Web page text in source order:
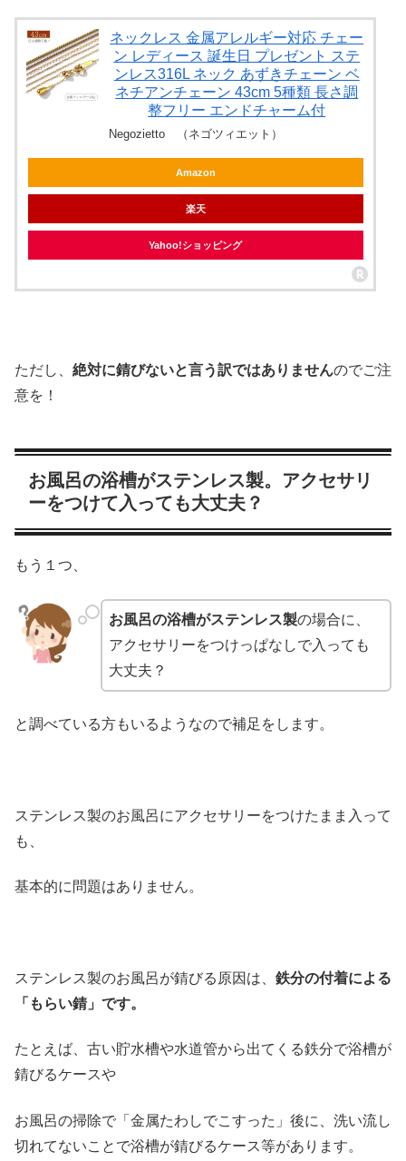
ネックレス 金属アレルギー対応 チェー
ン レディース 誕生日 プレゼント ステ
ンレス316L ネック あずきチェーン ベ
ネチアンチェーン 43cm 5種類 長さ調
整フリー エンドチャーム付
Negozietto （ネゴツィエット）
Amazon
楽天
Yahoo!ショッピング
ただし、 絶対に錆びないと言う訳ではありませんのでご注
意を！
お風呂の浴槽がステンレス製。アクセサリ
ーをつけて入っても大丈夫？
もう１つ、
お風呂の浴槽がステンレス製の場合に、
アクセサリーをつけっぱなしで入っても
大丈夫？
と調べている方もいるようなので補足をします。
ステンレス製のお風呂にアクセサリーをつけたまま入って
も、
基本的に問題はありません。
ステンレス製のお風呂が錆びる原因は、 鉄分の付着による
「もらい錆」です。
たとえば、古い貯水槽や水道管から出てくる鉄分で浴槽が
錆びるケースや
お風呂の掃除で「金属たわしでこすった」後に、洗い流し
切れてないことで浴槽が錆びるケース等があります。